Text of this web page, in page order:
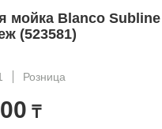
мойка Blanco Subline
(523581)
Розница
₸